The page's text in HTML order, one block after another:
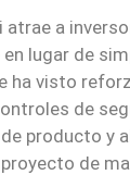
atrae a
lugar de
ha visto
de
producto y
de